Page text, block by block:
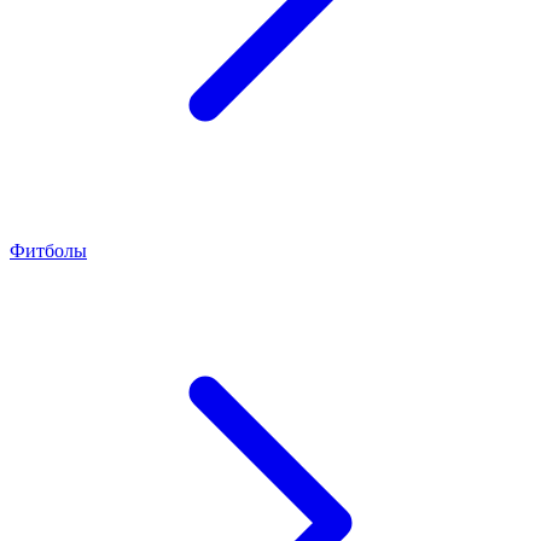
Фитболы